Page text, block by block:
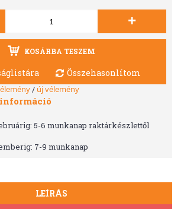
+
KOSÁRBA TESZEM
Összehasonlítom
/ új vélemény
5-6 munkanap raktárkészlettől
7-9 munkanap
LEÍRÁS